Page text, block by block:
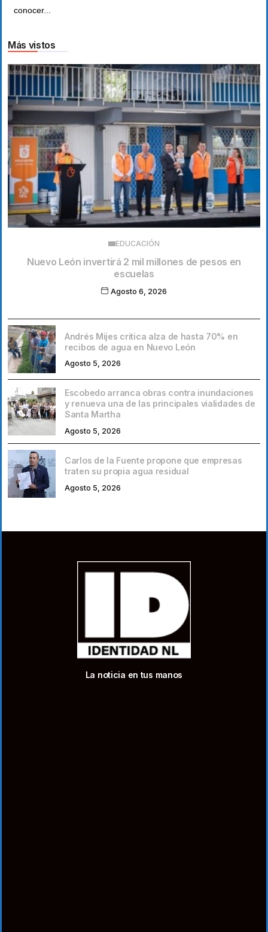
conocer...
Más vistos
EDUCACIÓN
Nuevo León invertirá 2 mil millones de pesos en
escuelas
Agosto 6, 2026
Andrés Mijes critica alza de hasta 70% en
recibos de agua en Nuevo León
Agosto 5, 2026
Escobedo arranca obras contra inundaciones
y renueva una de las principales vialidades de
Santa Martha
Agosto 5, 2026
Carlos de la Fuente propone que empresas
traten su propia agua residual
Agosto 5, 2026
La noticia en tus manos